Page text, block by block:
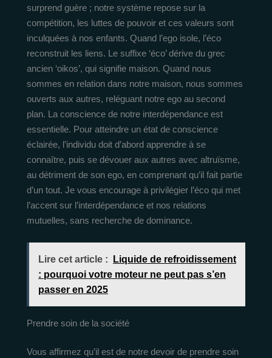
surprend guère ; notre système repose sur la
compétition, les luttes de pouvoir et ces valeurs sont
inculquées à nos enfants. Quand l’ego isole, l’éco
reconstruit les liens. Le suffixe ‘éco’ dérive du grec
ancien ‘oikos’, qui signifie maison. Quand nous
sommes en relation dans notre maison, nous sommes
ouverts aux autres, reléguant notre ego au second
plan. La conscience de notre interdépendance est
essentielle. Pour atteindre un état de conscience
éclairée, l’individu doit d’abord apprendre à se
connaître, puis se dévouer aux autres avec altruïsme,
au détriment de son ego, en comprenant qu’il fait partie
d’un tout. Je vous encourage à privilégier l’éco qui met
l’accent sur l’interdépendance et nos relations
mutuelles, sans recherche de dominance.
Lire cet article :
Liquide de refroidissement
: pourquoi votre moteur ne peut pas s’en
passer en 2025
Prendre soin de la société
Vous affirmez qu’il est de notre devoir de prendre soin